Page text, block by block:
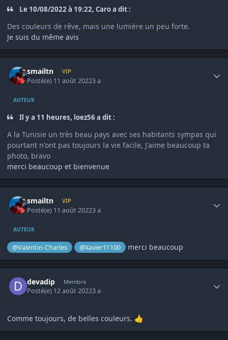
Le 10/08/2022 à 19:22, Caro a dit :
Des couleurs de rêve, mais une lumière un peu forte.
Je suis du même avis
smailtn VIP
Posté(e) 11 août 20223 a
AUTEUR
Il y a 11 heures, loez56 a dit :
A la Tunisie un très beau pays avec ses habitants sympas qui
pourtant n'ont pas toujours la vie facile, J'aime beaucoup ta
photo, bravo
merci beaucoup et bienvenue
smailtn VIP
Posté(e) 11 août 20223 a
AUTEUR
@Valentin-Charles @Xavier11100 merci beaucoup
devadip Membre
Posté(e) 12 août 20223 a
Comme toujours, de belles couleurs. 👍